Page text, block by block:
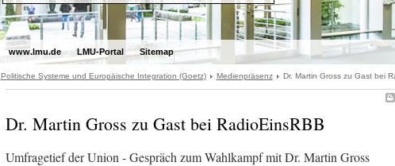
www.lmu.de LMU-Portal Sitemap
Politische Systeme und Europäische Integration (Goetz) Medienpräsenz Dr. Martin Gross zu Gast bei
Dr. Martin Gross zu Gast bei RadioEinsRBB
Umfragetief der Union - Gespräch zum Wahlkampf mit Dr. Martin Gross